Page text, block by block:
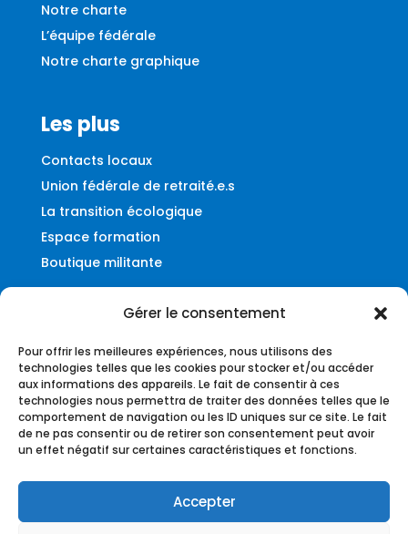
Gérer le consentement
Pour offrir les meilleures expériences, nous utilisons des
technologies telles que les cookies pour stocker et/ou accéder
aux informations des appareils. Le fait de consentir à ces
technologies nous permettra de traiter des données telles que le
comportement de navigation ou les ID uniques sur ce site. Le fait
de ne pas consentir ou de retirer son consentement peut avoir
un effet négatif sur certaines caractéristiques et fonctions.
Accepter
Notre charte
L’équipe fédérale
Notre charte graphique
Les plus
Contacts locaux
Union fédérale de retraité.e.s
La transition écologique
Espace formation
Boutique militante
Contact
Fédération UNSA-Ferroviaire
56, rue du Faubourg Montmartre
75009 – Paris
federation@unsa-ferroviaire.org